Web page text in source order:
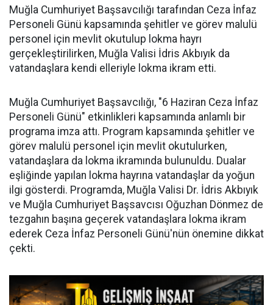
Muğla Cumhuriyet Başsavcılığı tarafından Ceza İnfaz
Personeli Günü kapsamında şehitler ve görev malulü
personel için mevlit okutulup lokma hayrı
gerçekleştirilirken, Muğla Valisi İdris Akbıyık da
vatandaşlara kendi elleriyle lokma ikram etti.
Muğla Cumhuriyet Başsavcılığı, "6 Haziran Ceza İnfaz
Personeli Günü" etkinlikleri kapsamında anlamlı bir
programa imza attı. Program kapsamında şehitler ve
görev malulü personel için mevlit okutulurken,
vatandaşlara da lokma ikramında bulunuldu. Dualar
eşliğinde yapılan lokma hayrına vatandaşlar da yoğun
ilgi gösterdi. Programda, Muğla Valisi Dr. İdris Akbıyık
ve Muğla Cumhuriyet Başsavcısı Oğuzhan Dönmez de
tezgahın başına geçerek vatandaşlara lokma ikram
ederek Ceza İnfaz Personeli Günü'nün önemine dikkat
çekti.